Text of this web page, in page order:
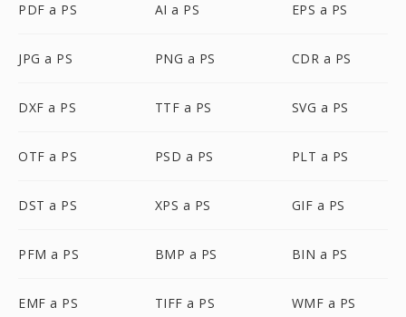
PDF a PS AI a PS EPS a PS
JPG a PS PNG a PS CDR a PS
DXF a PS TTF a PS SVG a PS
OTF a PS PSD a PS PLT a PS
DST a PS XPS a PS GIF a PS
PFM a PS BMP a PS BIN a PS
EMF a PS TIFF a PS WMF a PS